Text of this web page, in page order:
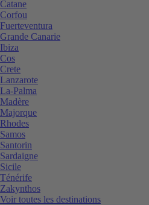
Catane
Corfou
Fuerteventura
Grande Canarie
Ibiza
Cos
Crete
Lanzarote
La-Palma
Madère
Majorque
Rhodes
Samos
Santorin
Sardaigne
Sicile
Ténérife
Zakynthos
Voir toutes les destinations